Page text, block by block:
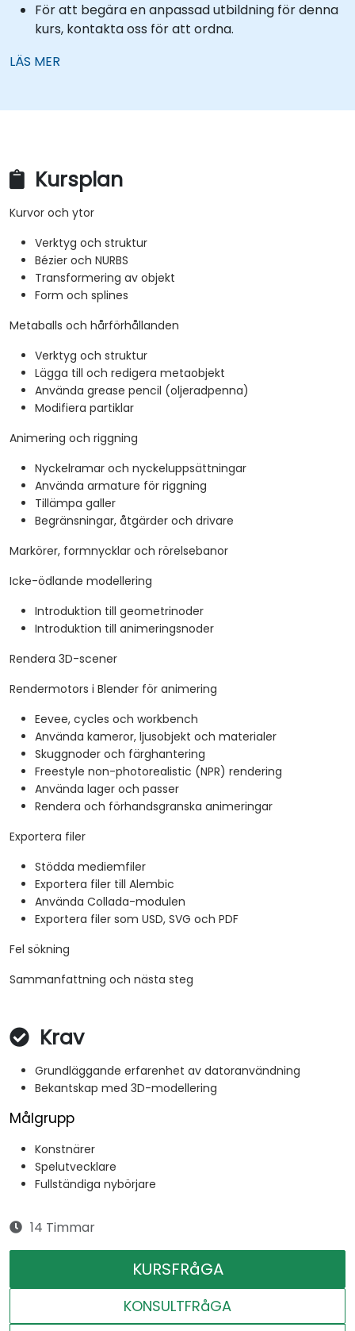
För att begära en anpassad utbildning för denna
kurs, kontakta oss för att ordna.
LÄS MER
Kursplan
Kurvor och ytor
Verktyg och struktur
Bézier och NURBS
Transformering av objekt
Form och splines
Metaballs och hårförhållanden
Verktyg och struktur
Lägga till och redigera metaobjekt
Använda grease pencil (oljeradpenna)
Modifiera partiklar
Animering och riggning
Nyckelramar och nyckeluppsättningar
Använda armature för riggning
Tillämpa galler
Begränsningar, åtgärder och drivare
Markörer, formnycklar och rörelsebanor
Icke-ödlande modellering
Introduktion till geometrinoder
Introduktion till animeringsnoder
Rendera 3D-scener
Rendermotors i Blender för animering
Eevee, cycles och workbench
Använda kameror, ljusobjekt och materialer
Skuggnoder och färghantering
Freestyle non-photorealistic (NPR) rendering
Använda lager och passer
Rendera och förhandsgranska animeringar
Exportera filer
Stödda mediemfiler
Exportera filer till Alembic
Använda Collada-modulen
Exportera filer som USD, SVG och PDF
Fel sökning
Sammanfattning och nästa steg
Krav
Grundläggande erfarenhet av datoranvändning
Bekantskap med 3D-modellering
Målgrupp
Konstnärer
Spelutvecklare
Fullständiga nybörjare
14 Timmar
KURSFRåGA
KONSULTFRåGA